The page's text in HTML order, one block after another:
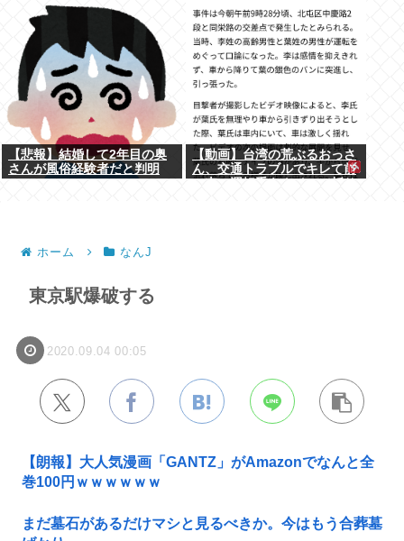
考えにくい」→懲役12年→元
少女「嘘でしたw」
【悲報】結婚して2年目の奥
さんが風俗経験者だと判明
【動画】台湾の荒ぶるおっさ
ん、交通トラブルでキレて前
ホーム なんJ
東京駅爆破する
2020.09.04 00:05
【朗報】大人気漫画「GANTZ」がAmazonでなんと全
巻100円ｗｗｗｗｗｗ
まだ墓石があるだけマシと見るべきか。今はもう合葬墓